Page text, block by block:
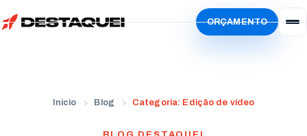
Início
ORÇAMENTO
Início Blog Categoria: Edição de vídeo